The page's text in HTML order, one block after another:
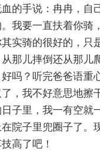
的手说：冉冉，自
我要一直扶着你骑
实骑的很好的，只
那儿摔倒还从那儿
吗？听完爸爸语重
，我不好意思地擦
子里，我一有空就
院子里兜圈子了。
高了吧！